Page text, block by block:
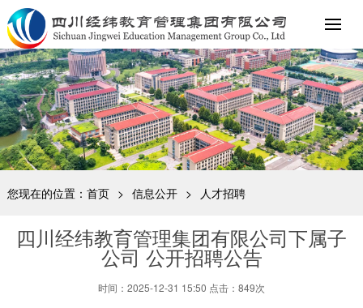
您现在的位置： 首页 > 信息公开 > 人才招聘
四川经纬教育管理集团有限公司下属子
公司 公开招聘公告
时间：2025-12-31 15:50 点击：849次